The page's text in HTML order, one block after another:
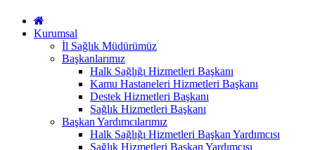
Kurumsal
İl Sağlık Müdürümüz
Başkanlarımız
Halk Sağlığı Hizmetleri Başkanı
Kamu Hastaneleri Hizmetleri Başkanı
Destek Hizmetleri Başkanı
Sağlık Hizmetleri Başkanı
Başkan Yardımcılarımız
Halk Sağlığı Hizmetleri Başkan Yardımcısı
Sağlık Hizmetleri Başkan Yardımcısı